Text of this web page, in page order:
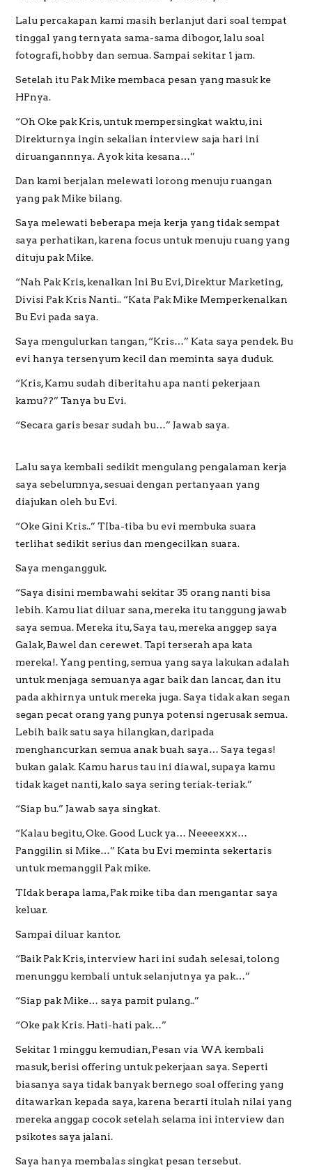
Lalu percakapan kami masih berlanjut dari soal tempat
tinggal yang ternyata sama-sama dibogor, lalu soal
fotografi, hobby dan semua. Sampai sekitar 1 jam.
Setelah itu Pak Mike membaca pesan yang masuk ke
HPnya.
“Oh Oke pak Kris, untuk mempersingkat waktu, ini
Direkturnya ingin sekalian interview saja hari ini
diruangannnya. Ayok kita kesana…”
Dan kami berjalan melewati lorong menuju ruangan
yang pak Mike bilang.
Saya melewati beberapa meja kerja yang tidak sempat
saya perhatikan, karena focus untuk menuju ruang yang
dituju pak Mike.
“Nah Pak Kris, kenalkan Ini Bu Evi, Direktur Marketing,
Divisi Pak Kris Nanti.. “Kata Pak Mike Memperkenalkan
Bu Evi pada saya.
Saya mengulurkan tangan, “Kris…” Kata saya pendek. Bu
evi hanya tersenyum kecil dan meminta saya duduk.
“Kris, Kamu sudah diberitahu apa nanti pekerjaan
kamu??” Tanya bu Evi.
“Secara garis besar sudah bu…” Jawab saya.
Lalu saya kembali sedikit mengulang pengalaman kerja
saya sebelumnya, sesuai dengan pertanyaan yang
diajukan oleh bu Evi.
“Oke Gini Kris..” TIba-tiba bu evi membuka suara
terlihat sedikit serius dan mengecilkan suara.
Saya mengangguk.
“Saya disini membawahi sekitar 35 orang nanti bisa
lebih. Kamu liat diluar sana, mereka itu tanggung jawab
saya semua. Mereka itu, Saya tau, mereka anggep saya
Galak, Bawel dan cerewet. Tapi terserah apa kata
mereka!. Yang penting, semua yang saya lakukan adalah
untuk menjaga semuanya agar baik dan lancar, dan itu
pada akhirnya untuk mereka juga. Saya tidak akan segan
segan pecat orang yang punya potensi ngerusak semua.
Lebih baik satu saya hilangkan, daripada
menghancurkan semua anak buah saya… Saya tegas!
bukan galak. Kamu harus tau ini diawal, supaya kamu
tidak kaget nanti, kalo saya sering teriak-teriak.”
“Siap bu.” Jawab saya singkat.
“Kalau begitu, Oke. Good Luck ya… Neeeexxx…
Panggilin si Mike…” Kata bu Evi meminta sekertaris
untuk memanggil Pak mike.
TIdak berapa lama, Pak mike tiba dan mengantar saya
keluar.
Sampai diluar kantor.
“Baik Pak Kris, interview hari ini sudah selesai, tolong
menunggu kembali untuk selanjutnya ya pak…”
“Siap pak Mike… saya pamit pulang..”
“Oke pak Kris. Hati-hati pak…”
Sekitar 1 minggu kemudian, Pesan via WA kembali
masuk, berisi offering untuk pekerjaan saya. Seperti
biasanya saya tidak banyak bernego soal offering yang
ditawarkan kepada saya, karena berarti itulah nilai yang
mereka anggap cocok setelah selama ini interview dan
psikotes saya jalani.
Saya hanya membalas singkat pesan tersebut.